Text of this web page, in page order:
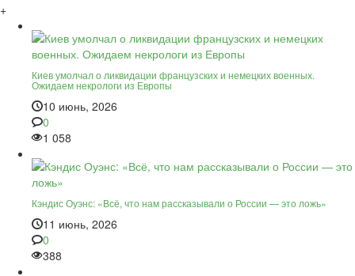
+
Киев умолчал о ликвидации французских и немецких военных.
Ожидаем некрологи из Европы
10 июнь, 2026
0
1 058
Кэндис Оуэнс: «Всё, что нам рассказывали о России — это ложь»
11 июнь, 2026
0
388